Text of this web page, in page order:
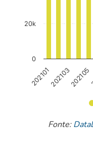
202101202103202105
0
20k
End of interactive chart.
Fonte: